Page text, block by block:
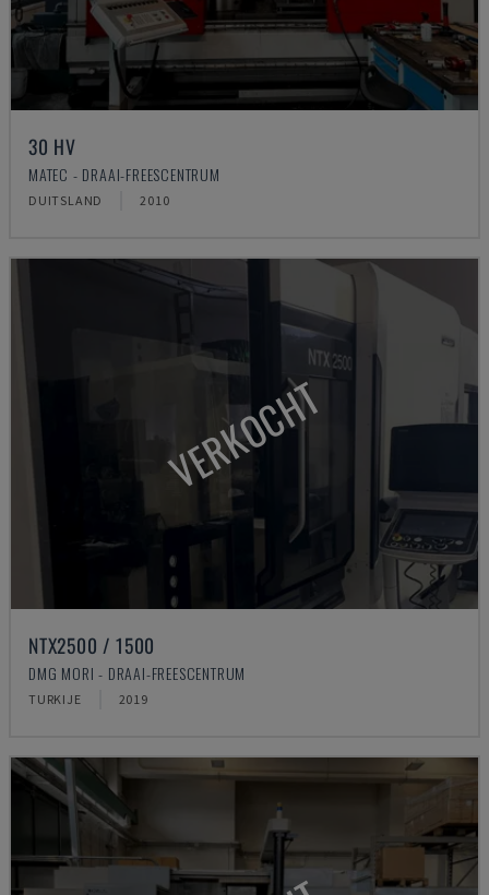
30 HV
MATEC - DRAAI-FREESCENTRUM
DUITSLAND 2010
VERKOCHT
NTX2500 / 1500
DMG MORI - DRAAI-FREESCENTRUM
TURKIJE 2019